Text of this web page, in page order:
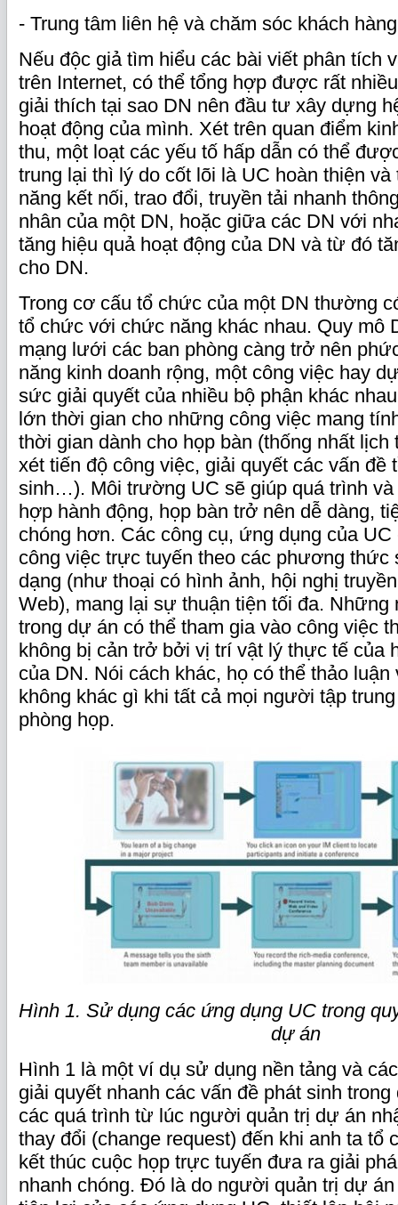
- Trung tâm liên hệ và chăm sóc khách
Nếu độc giả tìm hiểu các bài viết phân tích
trên Internet, có thể tổng hợp được rất
giải thích tại sao DN nên đầu tư xây dựng
hoạt động của mình. Xét trên quan điểm
thu, một loạt các yếu tố hấp dẫn có thể
trung lại thì lý do cốt lõi là UC hoàn thiện
năng kết nối, trao đổi, truyền tải nhanh
nhân của một DN, hoặc giữa các DN với
tăng hiệu quả hoạt động của DN và từ đó
cho DN.
Trong cơ cấu tổ chức của một DN thường
tổ chức với chức năng khác nhau. Quy mô
mạng lưới các ban phòng càng trở nên
năng kinh doanh rộng, một công việc hay
sức giải quyết của nhiều bộ phận khác
lớn thời gian cho những công việc mang
thời gian dành cho họp bàn (thống nhất lịch
xét tiến độ công việc, giải quyết các vấn đề
sinh…). Môi trường UC sẽ giúp quá trình
hợp hành động, họp bàn trở nên dễ dàng,
chóng hơn. Các công cụ, ứng dụng của
công việc trực tuyến theo các phương thức
dạng (như thoại có hình ảnh, hội nghị
Web), mang lại sự thuận tiện tối đa. Những
trong dự án có thể tham gia vào công việc
không bị cản trở bởi vị trí vật lý thực tế của
của DN. Nói cách khác, họ có thể thảo
không khác gì khi tất cả mọi người tập
phòng họp.
Hình 1. Sử dụng các ứng dụng UC trong
dự án
Hình 1 là một ví dụ sử dụng nền tảng và
giải quyết nhanh các vấn đề phát sinh
các quá trình từ lúc người quản trị dự án
thay đổi (change request) đến khi anh ta tổ
kết thúc cuộc họp trực tuyến đưa ra giải
nhanh chóng. Đó là do người quản trị dự